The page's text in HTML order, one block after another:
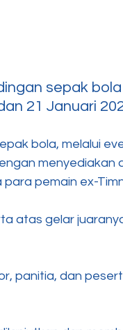
sepak
21 Januari
bola, melalui
pemain ex-
atas gelar
panitia, dan